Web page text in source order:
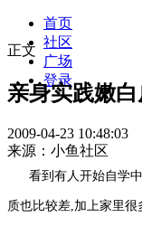
首页
社区
广场
登录
正文
亲身实践嫩
2009-04-23 10:48:03
来源：小鱼社区
看到有人开始自学中
质也比较差,加上家里